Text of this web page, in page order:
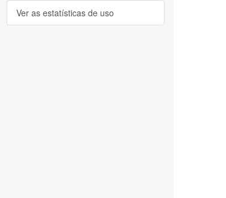
Ver as estatísticas de uso